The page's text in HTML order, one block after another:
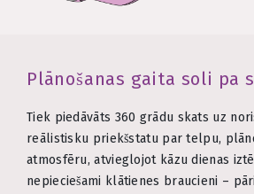
Plānošanas gaita soli pa
Tiek piedāvāts 360 grādu skats uz
reālistisku priekšstatu par telpu,
atmosfēru, atvieglojot kāzu dienas
nepieciešami klātienes braucieni –